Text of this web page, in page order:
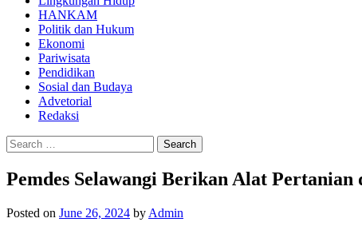
HANKAM
Politik dan Hukum
Ekonomi
Pariwisata
Pendidikan
Sosial dan Budaya
Advetorial
Redaksi
Search
for:
Pemdes Selawangi Berikan Alat
Posted on June 26, 2024 by Admin